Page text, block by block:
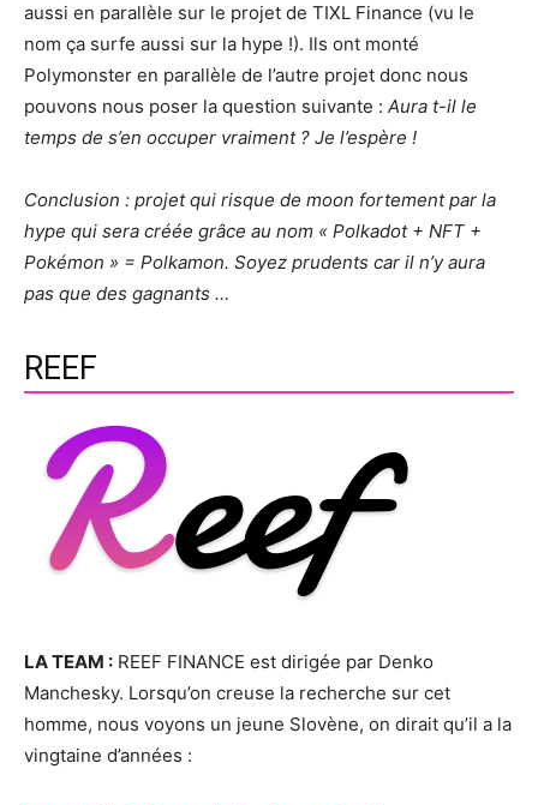
aussi en parallèle sur le projet de TIXL Finance (vu le
nom ça surfe aussi sur la hype !). Ils ont monté
Polymonster en parallèle de l’autre projet donc nous
pouvons nous poser la question suivante : Aura t-il le
temps de s’en occuper vraiment ? Je l’espère !
Conclusion : projet qui risque de moon fortement par la
hype qui sera créée grâce au nom « Polkadot + NFT +
Pokémon » = Polkamon. Soyez prudents car il n’y aura
pas que des gagnants …
REEF
LA TEAM : REEF FINANCE est dirigée par Denko
Manchesky. Lorsqu’on creuse la recherche sur cet
homme, nous voyons un jeune Slovène, on dirait qu’il a la
vingtaine d’années :